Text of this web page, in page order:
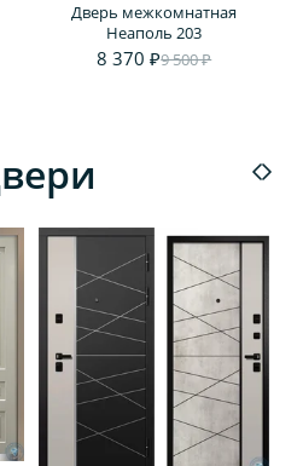
Дверь межкомнатная
Неаполь 203
8 370 ₽9 500 ₽